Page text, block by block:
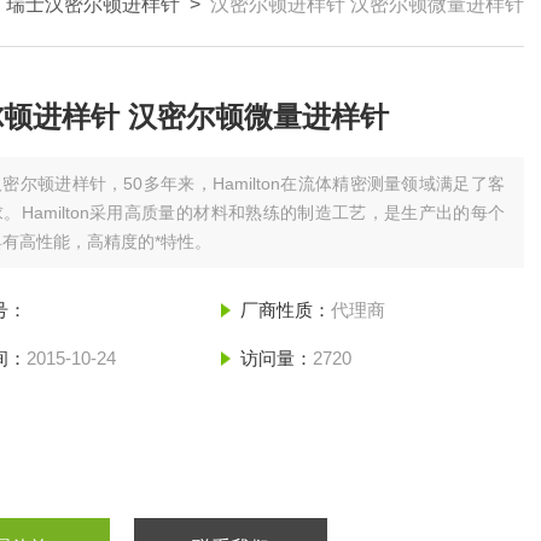
瑞士汉密尔顿进样针 > 汉密尔顿进样针 汉密尔顿微量进样针
进样针 汉密尔顿微量进样针
尔顿进样针，50多年来，Hamilton在流体精密测量领域满足了客
。Hamilton采用高质量的材料和熟练的制造工艺，是生产出的每个
高性能，高精度的*特性。
厂商性质： 代理商
2015-10-24 访问量： 2720